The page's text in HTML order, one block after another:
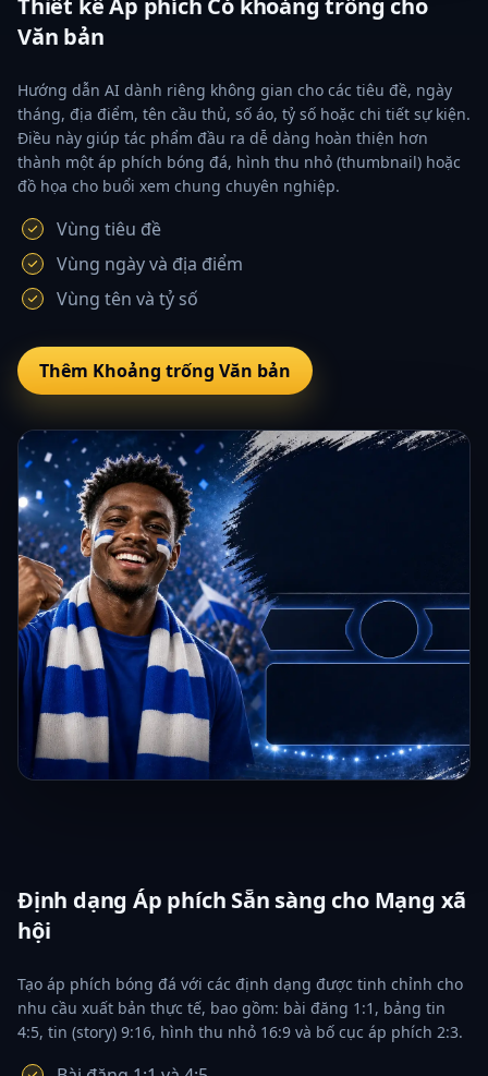
Thiết kế Áp phích Có khoảng trống cho
Văn bản
Hướng dẫn AI dành riêng không gian cho các tiêu đề, ngày
tháng, địa điểm, tên cầu thủ, số áo, tỷ số hoặc chi tiết sự kiện.
Điều này giúp tác phẩm đầu ra dễ dàng hoàn thiện hơn
thành một áp phích bóng đá, hình thu nhỏ (thumbnail) hoặc
đồ họa cho buổi xem chung chuyên nghiệp.
Vùng tiêu đề
Vùng ngày và địa điểm
Vùng tên và tỷ số
Thêm Khoảng trống Văn bản
Định dạng Áp phích Sẵn sàng cho Mạng xã
hội
Tạo áp phích bóng đá với các định dạng được tinh chỉnh cho
nhu cầu xuất bản thực tế, bao gồm: bài đăng 1:1, bảng tin
4:5, tin (story) 9:16, hình thu nhỏ 16:9 và bố cục áp phích 2:3.